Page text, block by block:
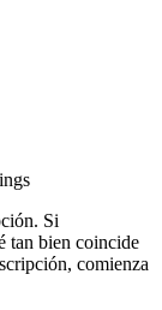
Si
tan bien coincide
comienza